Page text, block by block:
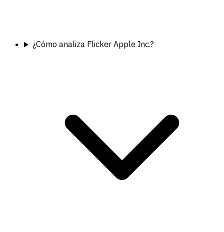
¿Cómo analiza Flicker Apple Inc.?